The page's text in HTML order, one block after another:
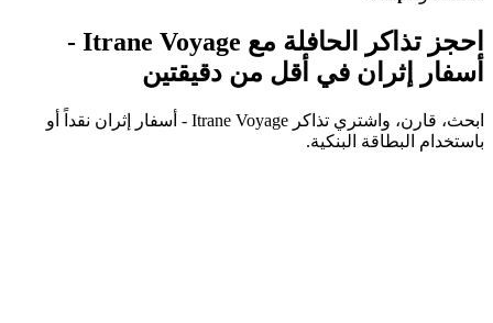
احجز تذاكر الحافلة مع Itrane Voyage -
أسفار إثران في أقل من دقيقتين
ابحث، قارن، واشتري تذاكر Itrane Voyage - أسفار إثران
نقداً أو
باستخدام البطاقة البنكية.